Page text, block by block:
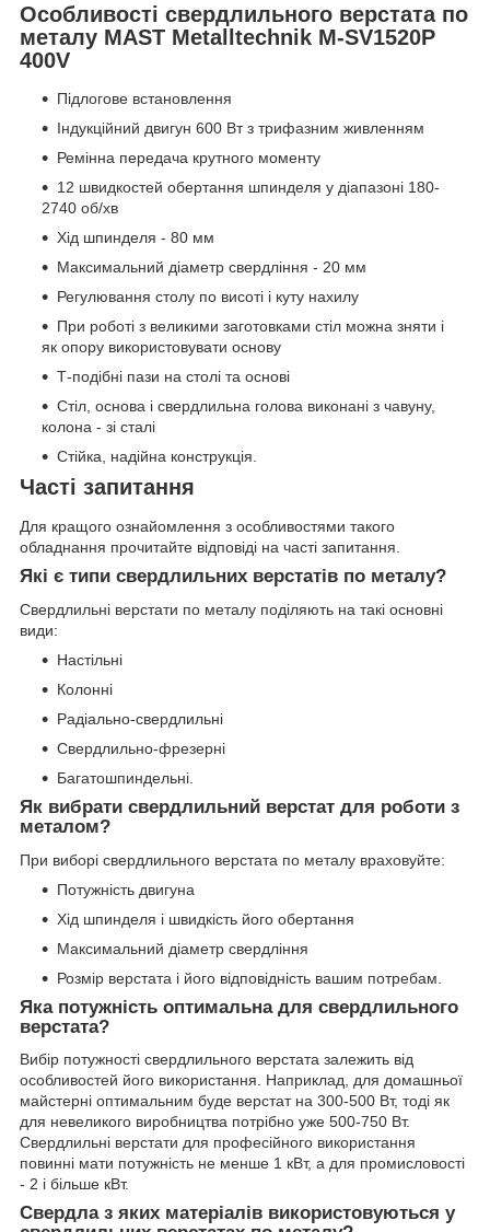
Особливості свердлильного верстата по
металу MAST Metalltechnik M-SV1520P
400V
Підлогове встановлення
Індукційний двигун 600 Вт з трифазним живленням
Ремінна передача крутного моменту
12 швидкостей обертання шпинделя у діапазоні 180-
2740 об/хв
Хід шпинделя - 80 мм
Максимальний діаметр свердління - 20 мм
Регулювання столу по висоті і куту нахилу
При роботі з великими заготовками стіл можна зняти і
як опору використовувати основу
Т-подібні пази на столі та основі
Стіл, основа і свердлильна голова виконані з чавуну,
колона - зі сталі
Стійка, надійна конструкція.
Часті запитання
Для кращого ознайомлення з особливостями такого
обладнання прочитайте відповіді на часті запитання.
Які є типи свердлильних верстатів по металу?
Свердлильні верстати по металу поділяють на такі основні
види:
Настільні
Колонні
Радіально-свердлильні
Свердлильно-фрезерні
Багатошпиндельні.
Як вибрати свердлильний верстат для роботи з
металом?
При виборі свердлильного верстата по металу враховуйте:
Потужність двигуна
Хід шпинделя і швидкість його обертання
Максимальний діаметр свердління
Розмір верстата і його відповідність вашим потребам.
Яка потужність оптимальна для свердлильного
верстата?
Вибір потужності свердлильного верстата залежить від
особливостей його використання. Наприклад, для домашньої
майстерні оптимальним буде верстат на 300-500 Вт, тоді як
для невеликого виробництва потрібно уже 500-750 Вт.
Свердлильні верстати для професійного використання
повинні мати потужність не менше 1 кВт, а для промисловості
- 2 і більше кВт.
Свердла з яких матеріалів використовуються у